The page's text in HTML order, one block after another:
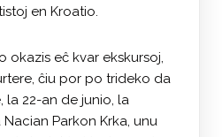
en Kroatio.
okazis eĉ kvar ekskursoj,
ĉiu por po trideko da
la 22-an de junio, la
Parkon Krka, unu